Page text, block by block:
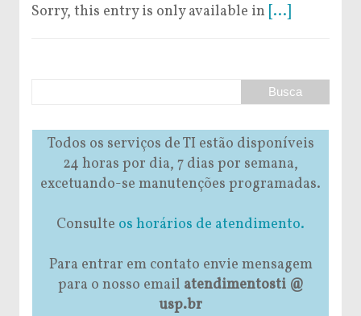
Sorry, this entry is only available in [...]
Todos os serviços de TI estão disponíveis
24 horas por dia, 7 dias por semana,
excetuando-se manutenções programadas.
Consulte os horários de atendimento.
Para entrar em contato envie mensagem
para o nosso email atendimentosti @
usp.br